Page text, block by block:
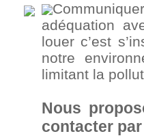
adéquation
louer c’est
notre
limitant la
Nous
contacter par